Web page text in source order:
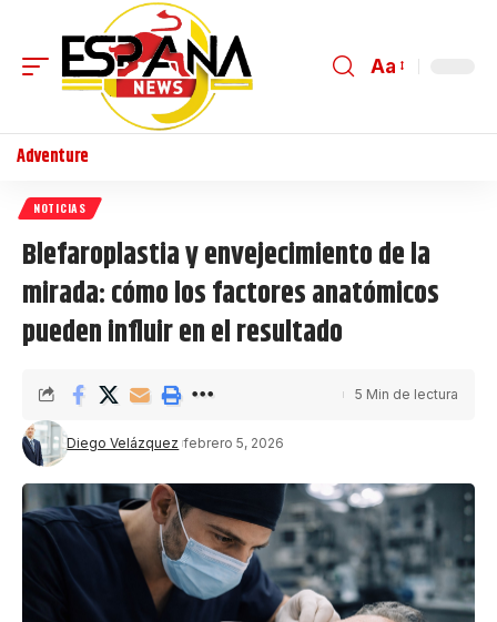
Aa
Adventure
NOTICIAS
Blefaroplastia y envejecimiento de la
mirada: cómo los factores anatómicos
pueden influir en el resultado
Diego Velázquez febrero 5, 2026
5 Min de lectura